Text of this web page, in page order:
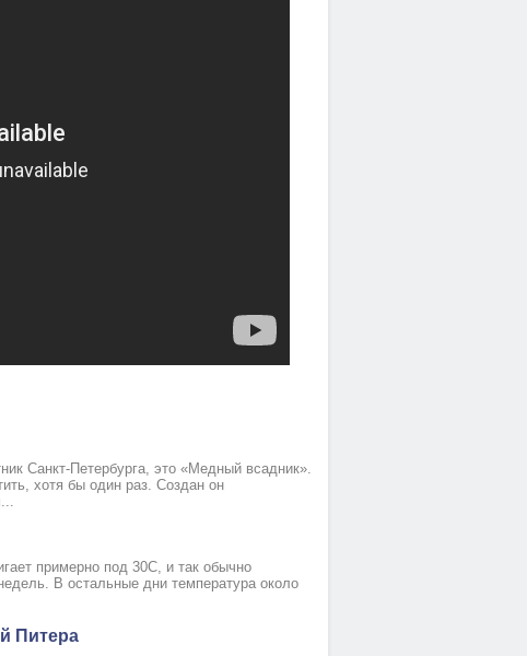
Санкт-Петербурга, это «Медный всадник».
хотя бы один раз. Создан он
примерно под 30С, и так обычно
В остальные дни температура около
Питера